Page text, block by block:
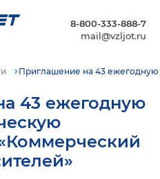
8-800-333-888-7
mail@vzljot.ru
Приглашение на 43
43 ежегодную